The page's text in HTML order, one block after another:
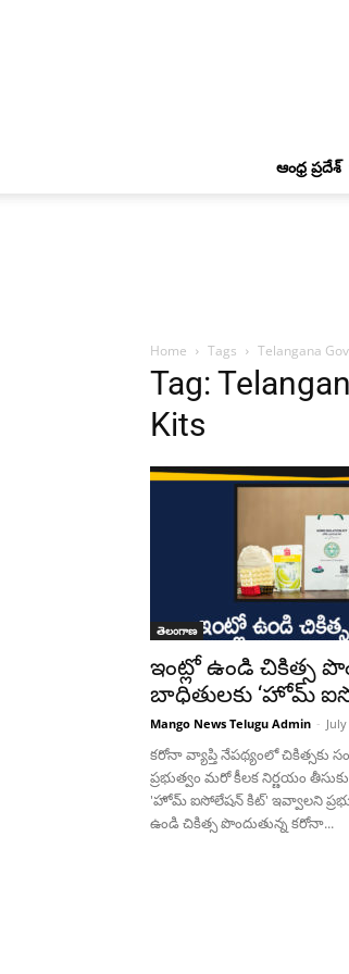
ఆంధ్ర ప్రదేశ్
Home Tags Telangana
Tag:
Kits
తెలంగాణ
ఇంట్లో ఉండి చికిత్స
బాధితులకు ‘హోమ్
Mango News Telugu Admin -
కరోనా వ్యాప్తి నేపథ్యంలో చికిత్సకు
ప్రభుత్వం మరో కీలక నిర్ణయం
'హోమ్ ఐసోలేషన్ కిట్' ఇవ్వాలని
ఉండి చికిత్స పొందుతున్న కరోనా...